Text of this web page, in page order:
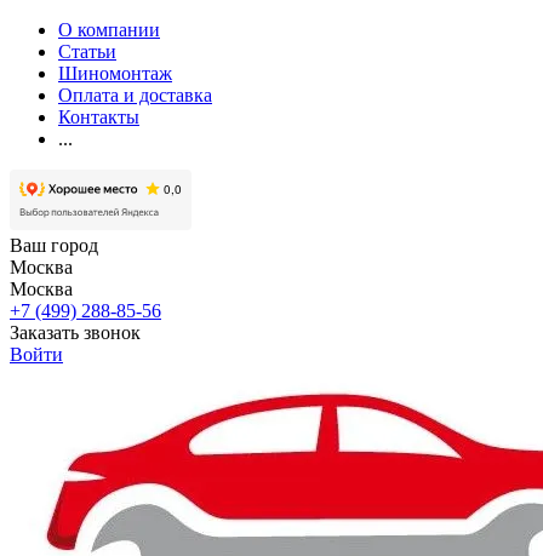
О компании
Статьи
Шиномонтаж
Оплата и доставка
Контакты
...
Ваш город
Москва
Москва
+7 (499) 288-85-56
Заказать звонок
Войти